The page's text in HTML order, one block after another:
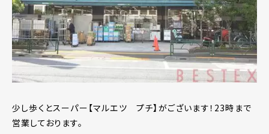
少し歩くとスーパー【マルエツ プチ】がございます！23時まで
営業しております。